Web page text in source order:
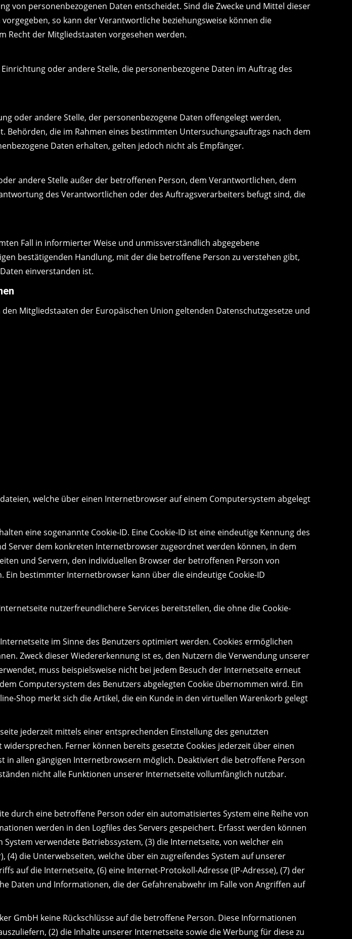
von personenbezogenen Daten entscheidet. Sind die Zwecke und Mittel dieser
so kann der Verantwortliche beziehungsweise können die
Recht der Mitgliedstaaten vorgesehen werden.
oder andere Stelle, die personenbezogene Daten im Auftrag des
oder andere Stelle, der personenbezogene Daten offengelegt werden,
die im Rahmen eines bestimmten Untersuchungsauftrags nach dem
Daten erhalten, gelten jedoch nicht als Empfänger.
andere Stelle außer der betroffenen Person, dem Verantwortlichen, dem
des Verantwortlichen oder des Auftragsverarbeiters befugt sind, die
Fall in informierter Weise und unmissverständlich abgegebene
bestätigenden Handlung, mit der die betroffene Person zu verstehen gibt,
einverstanden ist.
Mitgliedstaaten der Europäischen Union geltenden Datenschutzgesetze und
welche über einen Internetbrowser auf einem Computersystem abgelegt
eine sogenannte Cookie-ID. Eine Cookie-ID ist eine eindeutige Kennung des
Server dem konkreten Internetbrowser zugeordnet werden können, in dem
und Servern, den individuellen Browser der betroffenen Person von
bestimmter Internetbrowser kann über die eindeutige Cookie-ID
nutzerfreundlichere Services bereitstellen, die ohne die Cookie-
im Sinne des Benutzers optimiert werden. Cookies ermöglichen
Zweck dieser Wiedererkennung ist es, den Nutzern die Verwendung unserer
muss beispielsweise nicht bei jedem Besuch der Internetseite erneut
Computersystem des Benutzers abgelegten Cookie übernommen wird. Ein
Shop merkt sich die Artikel, die ein Kunde in den virtuellen Warenkorb gelegt
jederzeit mittels einer entsprechenden Einstellung des genutzten
Ferner können bereits gesetzte Cookies jederzeit über einen
allen gängigen Internetbrowsern möglich. Deaktiviert die betroffene Person
nicht alle Funktionen unserer Internetseite vollumfänglich nutzbar.
durch eine betroffene Person oder ein automatisiertes System eine Reihe von
werden in den Logfiles des Servers gespeichert. Erfasst werden können
verwendete Betriebssystem, (3) die Internetseite, von welcher ein
die Unterwebseiten, welche über ein zugreifendes System auf unserer
auf die Internetseite, (6) eine Internet-Protokoll-Adresse (IP-Adresse), (7) der
Daten und Informationen, die der Gefahrenabwehr im Falle von Angriffen auf
GmbH keine Rückschlüsse auf die betroffene Person. Diese Informationen
(2) die Inhalte unserer Internetseite sowie die Werbung für diese zu